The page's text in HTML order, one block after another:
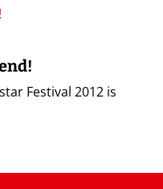
Festival 2012 is